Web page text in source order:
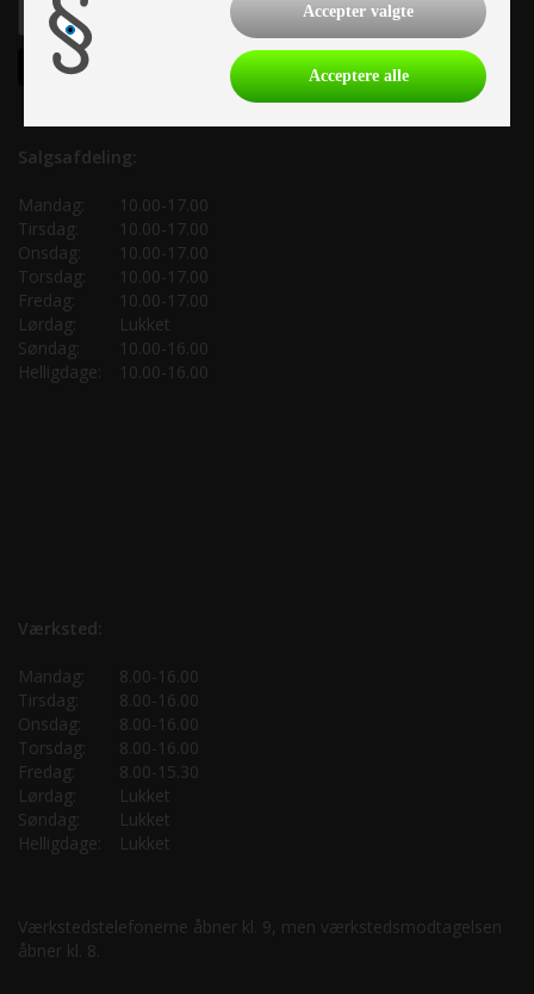
Salgsafdeling:
Mandag:
10.00-17.00
Tirsdag:
10.00-17.00
Onsdag:
10.00-17.00
Torsdag:
10.00-17.00
Fredag:
10.00-17.00
Lørdag:
Lukket
Søndag:
10.00-16.00
Helligdage:
10.00-16.00
Værksted:
Mandag:
8.00-16.00
Tirsdag:
8.00-16.00
Onsdag:
8.00-16.00
Torsdag:
8.00-16.00
Fredag:
8.00-15.30
Lørdag:
Lukket
Søndag:
Lukket
Helligdage:
Lukket
Værkstedstelefonerne åbner kl. 9, men værkstedsmodtagelsen
åbner kl. 8.
Accepter valgte
Acceptere alle